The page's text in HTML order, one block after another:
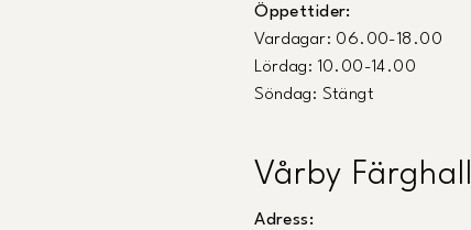
Öppettider:
Vardagar: 06.00-18.00
Lördag: 10.00-14.00
Söndag: Stängt
Vårby Färghall
Adress: